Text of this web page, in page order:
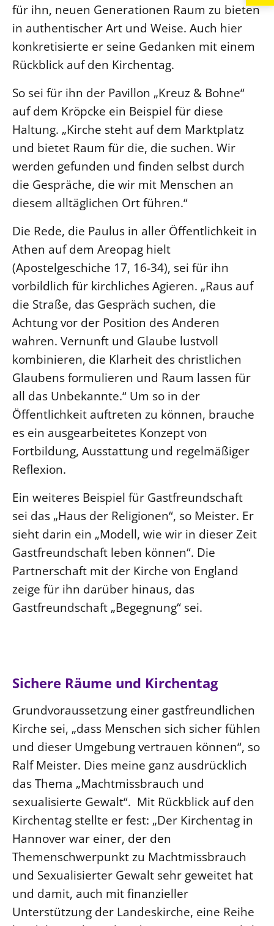
für ihn, neuen Generationen Raum zu bieten
in authentischer Art und Weise. Auch hier
konkretisierte er seine Gedanken mit einem
Rückblick auf den Kirchentag.
So sei für ihn der Pavillon „Kreuz & Bohne“
auf dem Kröpcke ein Beispiel für diese
Haltung. „Kirche steht auf dem Marktplatz
und bietet Raum für die, die suchen. Wir
werden gefunden und finden selbst durch
die Gespräche, die wir mit Menschen an
diesem alltäglichen Ort führen.“
Die Rede, die Paulus in aller Öffentlichkeit in
Athen auf dem Areopag hielt
(Apostelgeschiche 17, 16-34), sei für ihn
vorbildlich für kirchliches Agieren. „Raus auf
die Straße, das Gespräch suchen, die
Achtung vor der Position des Anderen
wahren. Vernunft und Glaube lustvoll
kombinieren, die Klarheit des christlichen
Glaubens formulieren und Raum lassen für
all das Unbekannte.“ Um so in der
Öffentlichkeit auftreten zu können, brauche
es ein ausgearbeitetes Konzept von
Fortbildung, Ausstattung und regelmäßiger
Reflexion.
Ein weiteres Beispiel für Gastfreundschaft
sei das „Haus der Religionen“, so Meister. Er
sieht darin ein „Modell, wie wir in dieser Zeit
Gastfreundschaft leben können“. Die
Partnerschaft mit der Kirche von England
zeige für ihn darüber hinaus, das
Gastfreundschaft „Begegnung“ sei.
Sichere Räume und Kirchentag
Grundvoraussetzung einer gastfreundlichen
Kirche sei, „dass Menschen sich sicher fühlen
und dieser Umgebung vertrauen können“, so
Ralf Meister. Dies meine ganz ausdrücklich
das Thema „Machtmissbrauch und
sexualisierte Gewalt“. Mit Rückblick auf den
Kirchentag stellte er fest: „Der Kirchentag in
Hannover war einer, der den
Themenschwerpunkt zu Machtmissbrauch
und Sexualisierter Gewalt sehr geweitet hat
und damit, auch mit finanzieller
Unterstützung der Landeskirche, eine Reihe